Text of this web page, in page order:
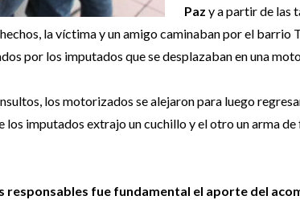
Paz y a partir de las
la víctima y un amigo caminaban por el barrio
por los imputados que se desplazaban en una
los motorizados se alejaron para luego
los imputados extrajo un cuchillo y el otro un arma
responsables fue fundamental el aporte del